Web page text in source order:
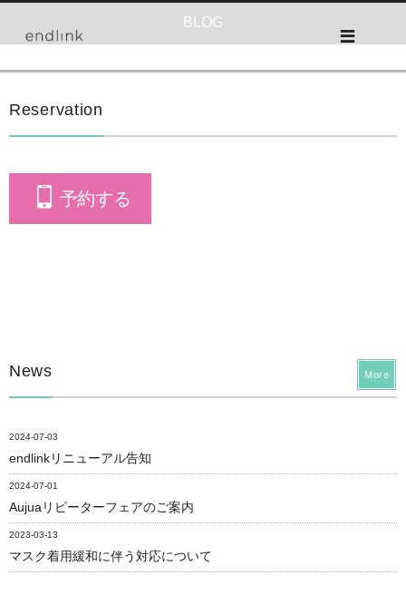
BLOG
Reservation
予約する
News
2024-07-03
endlinkリニューアル告知
2024-07-01
Aujuaリピーターフェアのご案内
2023-03-13
マスク着用緩和に伴う対応について
More